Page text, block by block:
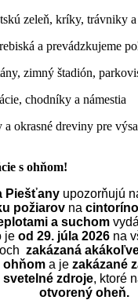
zeleň, kríky, trávniky
a prevádzkujeme
zimný štadión,
chodníky a námestia
a okrasné dreviny pre
s ohňom!
Piešťanyupozorňujú
požiarov na
a suchom
je od 29. júla 2026 na
zakázaná
ohňoma je zakázané
svetelné zdroje, ktoré
otvorený oheň.